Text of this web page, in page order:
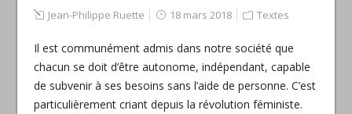
Jean-Philippe Ruette 18 mars 2018 Textes
Il est communément admis dans notre société que
chacun se doit d’être autonome, indépendant, capable
de subvenir à ses besoins sans l’aide de personne. C’est
particulièrement criant depuis la révolution féministe.